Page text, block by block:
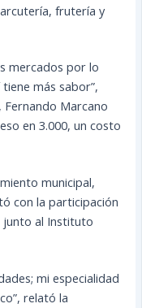
frutería y
mercados por lo
más sabor”,
Marcano
en 3.000, un costo
municipal,
con la participación
junto al Instituto
mi especialidad
relató la